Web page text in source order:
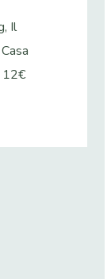
Il
12€